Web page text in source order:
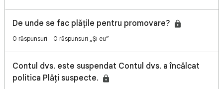
De unde se fac plățile pentru promovare?
0 răspunsuri 0 răspunsuri „Și eu”
Contul dvs. este suspendat Contul dvs. a încălcat
politica Plăți suspecte.